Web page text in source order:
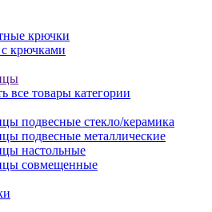
крючки
крючками
все товары категории
подвесные стекло/керамика
подвесные металлические
настольные
совмещенные